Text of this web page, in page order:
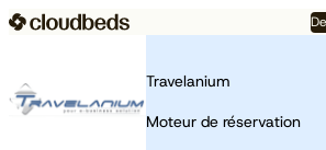
Travelanium
Moteur de réservation